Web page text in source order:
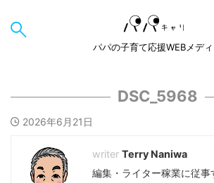
パパの子育て応援WEBメデ
DSC_5968
2026年6月21日
Terry Naniwa
編集・ライター稼業に従事